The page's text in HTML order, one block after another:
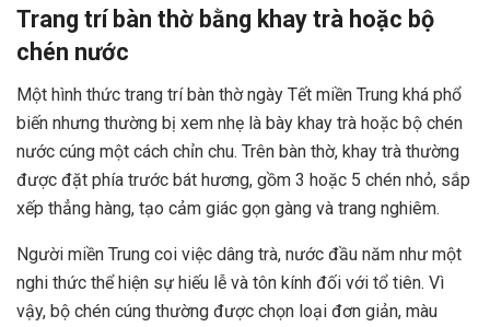
Trang trí bàn thờ bằng khay trà hoặc bộ
chén nước
Một hình thức trang trí bàn thờ ngày Tết miền Trung khá phổ
biến nhưng thường bị xem nhẹ là bày khay trà hoặc bộ chén
nước cúng một cách chỉn chu. Trên bàn thờ, khay trà thường
được đặt phía trước bát hương, gồm 3 hoặc 5 chén nhỏ, sắp
xếp thẳng hàng, tạo cảm giác gọn gàng và trang nghiêm.
Người miền Trung coi việc dâng trà, nước đầu năm như một
nghi thức thể hiện sự hiếu lễ và tôn kính đối với tổ tiên. Vì
vậy, bộ chén cúng thường được chọn loại đơn giản, màu